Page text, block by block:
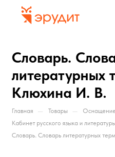
Словарь.
литературных
Клюхина И. В.
Главная — Товары —
Кабинет русского языка и
Словарь. Словарь литературных